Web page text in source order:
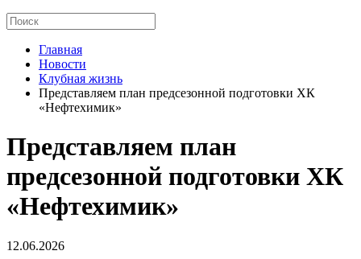
Главная
Новости
Клубная жизнь
Представляем план предсезонной подготовки ХК
«Нефтехимик»
Представляем план
предсезонной подготовки ХК
«Нефтехимик»
12.06.2026